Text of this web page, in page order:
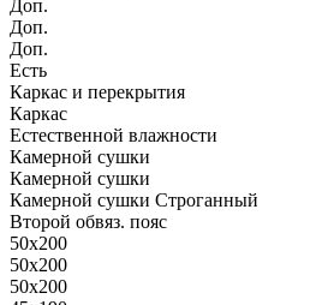
Доп.
Доп.
Доп.
Есть
Каркас и перекрытия
Каркас
Естественной влажности
Камерной сушки
Камерной сушки
Камерной сушки Строганный
Второй обвяз. пояс
50х200
50х200
50х200